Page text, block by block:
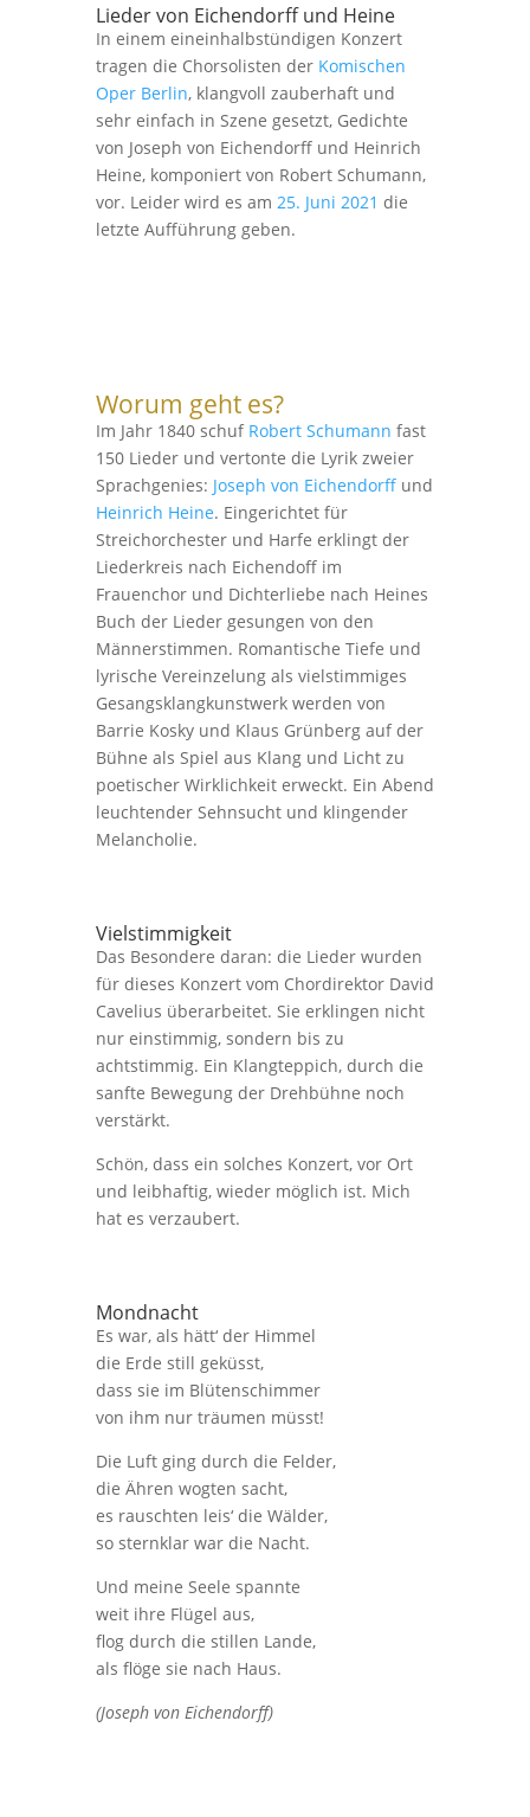
Lieder von Eichendorff und Heine
In einem eineinhalbstündigen Konzert
tragen die Chorsolisten der Komischen
Oper Berlin, klangvoll zauberhaft und
sehr einfach in Szene gesetzt, Gedichte
von Joseph von Eichendorff und Heinrich
Heine, komponiert von Robert Schumann,
vor. Leider wird es am 25. Juni 2021 die
letzte Aufführung geben.
Worum geht es?
Im Jahr 1840 schuf Robert Schumann fast
150 Lieder und vertonte die Lyrik zweier
Sprachgenies: Joseph von Eichendorffund
Heinrich Heine. Eingerichtet für
Streichorchester und Harfe erklingt der
Liederkreis nach Eichendoff im
Frauenchor und Dichterliebe nach Heines
Buch der Lieder gesungen von den
Männerstimmen. Romantische Tiefe und
lyrische Vereinzelung als vielstimmiges
Gesangsklangkunstwerk werden von
Barrie Kosky und Klaus Grünberg auf der
Bühne als Spiel aus Klang und Licht zu
poetischer Wirklichkeit erweckt. Ein Abend
leuchtender Sehnsucht und klingender
Melancholie.
Vielstimmigkeit
Das Besondere daran: die Lieder wurden
für dieses Konzert vom Chordirektor David
Cavelius überarbeitet. Sie erklingen nicht
nur einstimmig, sondern bis zu
achtstimmig. Ein Klangteppich, durch die
sanfte Bewegung der Drehbühne noch
verstärkt.
Schön, dass ein solches Konzert, vor Ort
und leibhaftig, wieder möglich ist. Mich
hat es verzaubert.
Mondnacht
Es war, als hätt‘ der Himmel
die Erde still geküsst,
dass sie im Blütenschimmer
von ihm nur träumen müsst!
Die Luft ging durch die Felder,
die Ähren wogten sacht,
es rauschten leis‘ die Wälder,
so sternklar war die Nacht.
Und meine Seele spannte
weit ihre Flügel aus,
flog durch die stillen Lande,
als flöge sie nach Haus.
(Joseph von Eichendorff)